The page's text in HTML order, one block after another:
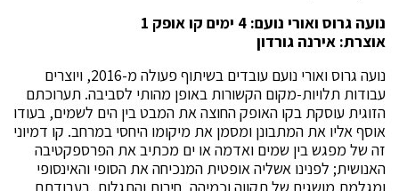
נועה גרוס ואורי נועם: 4 ימים קו אופק 1
אוצרת: אירנה גורדון
נועה גרוס ואורי נועם עובדים בשיתוף פעולה מ-2016, ויוצרים
עבודות תלויות-מקום הקשורות באופן מהותי לסביבה. תערוכתם
הזוגית עוסקת בקו האופק החוצה את המבט בין הים לשמים, בעודו
אוסף אליו את המתבונן ומסמן את מיקומו היחסי במרחב. קו דמיוני
זה של מפגש בין שמים ואדמה או ים מכתיב את הפרספקטיבה
האנושית; לפנינו אשליה אופטית המנכיחה את הסופי והאינסופי